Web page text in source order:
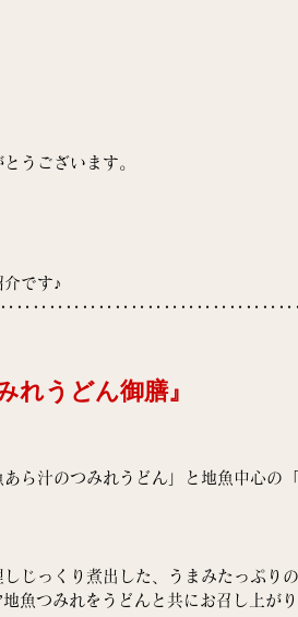
うございます。
です♪
れうどん御膳』
ら汁のつみれうどん」と地魚中心の
じっくり煮出した、うまみたっぷり
魚つみれをうどんと共にお召し上がり